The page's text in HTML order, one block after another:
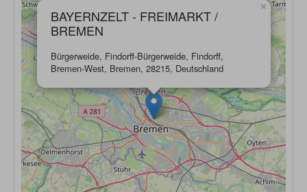
BAYERNZELT - FREIMARKT /
BREMEN
Bürgerweide, Findorff-Bürgerweide, Findorff,
Bremen-West, Bremen, 28215, Deutschland
×